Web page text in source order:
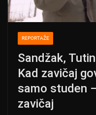
REPORTAŽE
Sandžak,
Kad zavičaj
samo studen
zavičaj